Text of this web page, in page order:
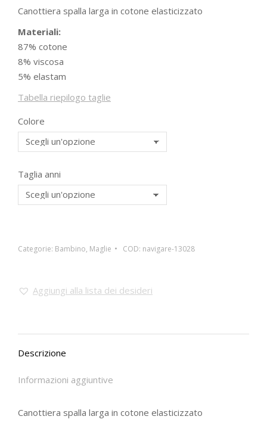
Canottiera spalla larga in cotone elasticizzato
Materiali:
87% cotone
8% viscosa
5% elastam
Tabella riepilogo taglie
Colore
Taglia anni
Categorie: Bambino, Maglie COD: navigare-13028
Aggiungi alla lista dei desideri
Descrizione
Informazioni aggiuntive
Canottiera spalla larga in cotone elasticizzato